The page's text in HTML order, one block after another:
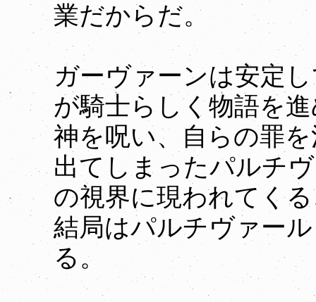
業だからだ。
ガーヴァーンは安定
が騎士らしく物語を
神を呪い、自らの罪
出てしまったパルチ
の視界に現われてく
結局はパルチヴァー
る。